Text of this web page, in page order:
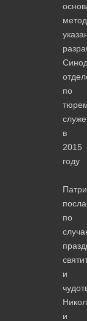
по
в
2015
году
по
и
и